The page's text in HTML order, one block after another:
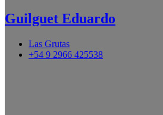
Guilguet Eduardo
Las Grutas
+54 9 2966 425538